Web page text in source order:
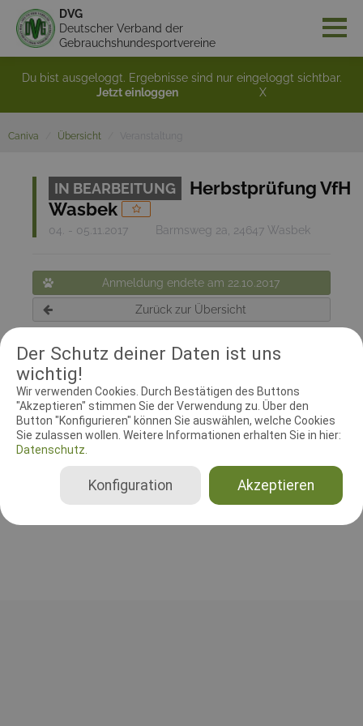
Der Schutz deiner Daten ist uns
wichtig!
Wir verwenden Cookies. Durch Bestätigen des Buttons
"Akzeptieren" stimmen Sie der Verwendung zu. Über den
Button "Konfigurieren" können Sie auswählen, welche Cookies
Sie zulassen wollen. Weitere Informationen erhalten Sie in hier:
Datenschutz.
Akzeptieren
Konfiguration
DVG
Deutscher Verband der
Gebrauchshundesportvereine
Du bist ausgeloggt. Ergebnisse sind nur eingeloggt sichtbar.
Jetzt einloggen
X
Caniva Übersicht
IN BEARBEITUNG
Herbstprüfung VfH
Wasbek
04. - 05.11.2017 Barmsweg 2a, 24647 Wasbek
Anmeldung endete am 22.10.2017
Zurück zur Übersicht
RICHTER UND HELFER
Leistungsrichter Schutzdiensthelfer
Leistungsrichter
Deutschland
Gesamt